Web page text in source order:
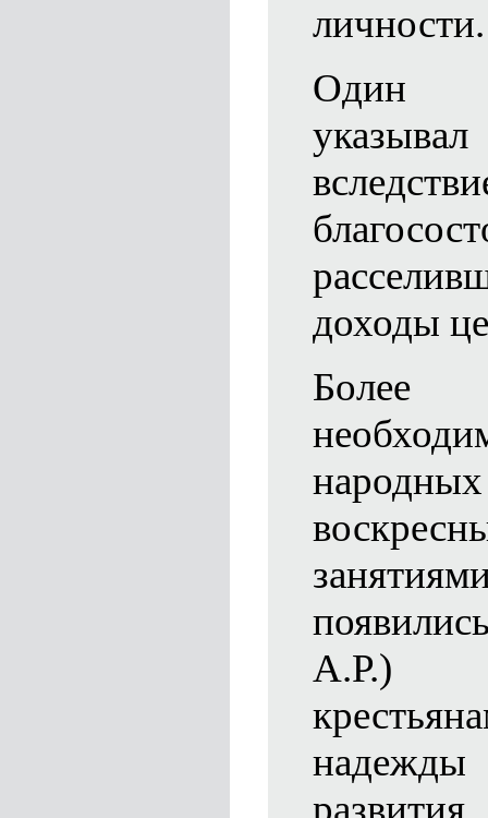
личности.
Один
доходы
Более
А.Р.)
надежды